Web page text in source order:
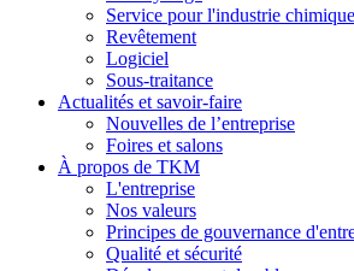
Service pour l'industrie chimique
Revêtement
Logiciel
Sous-traitance
Actualités et savoir-faire
Nouvelles de l’entreprise
Foires et salons
À propos de TKM
L'entreprise
Nos valeurs
Principes de gouvernance
Qualité et sécurité